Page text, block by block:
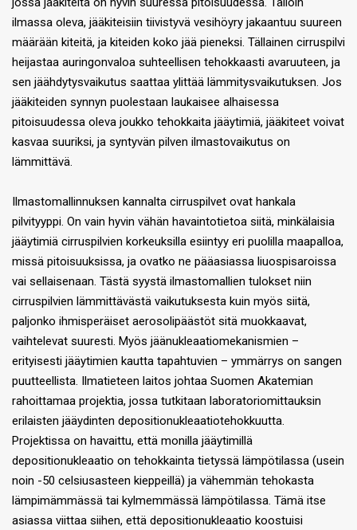
ilmassa oleva, jääkiteisiin tiivistyvä vesihöyry jakaantuu suureen
määrään kiteitä, ja kiteiden koko jää pieneksi. Tällainen cirruspilvi
heijastaa auringonvaloa suhteellisen tehokkaasti avaruuteen, ja
sen jäähdytysvaikutus saattaa ylittää lämmitysvaikutuksen. Jos
jääkiteiden synnyn puolestaan laukaisee alhaisessa
pitoisuudessa oleva joukko tehokkaita jääytimiä, jääkiteet voivat
kasvaa suuriksi, ja syntyvän pilven ilmastovaikutus on
lämmittävä.
Ilmastomallinnuksen kannalta cirruspilvet ovat hankala
pilvityyppi. On vain hyvin vähän havaintotietoa siitä, minkälaisia
jääytimiä cirruspilvien korkeuksilla esiintyy eri puolilla maapalloa,
missä pitoisuuksissa, ja ovatko ne pääasiassa liuospisaroissa
vai sellaisenaan. Tästä syystä ilmastomallien tulokset niin
cirruspilvien lämmittävästä vaikutuksesta kuin myös siitä,
paljonko ihmisperäiset aerosolipäästöt sitä muokkaavat,
vaihtelevat suuresti. Myös jäänukleaatiomekanismien –
erityisesti jääytimien kautta tapahtuvien – ymmärrys on sangen
puutteellista. Ilmatieteen laitos johtaa Suomen Akatemian
rahoittamaa projektia, jossa tutkitaan laboratoriomittauksin
erilaisten jääydinten depositionukleaatiotehokkuutta.
Projektissa on havaittu, että monilla jääytimillä
depositionukleaatio on tehokkainta tietyssä lämpötilassa (usein
noin -50 celsiusasteen kieppeillä) ja vähemmän tehokasta
lämpimämmässä tai kylmemmässä lämpötilassa. Tämä itse
asiassa viittaa siihen, että depositionukleaatio koostuisi